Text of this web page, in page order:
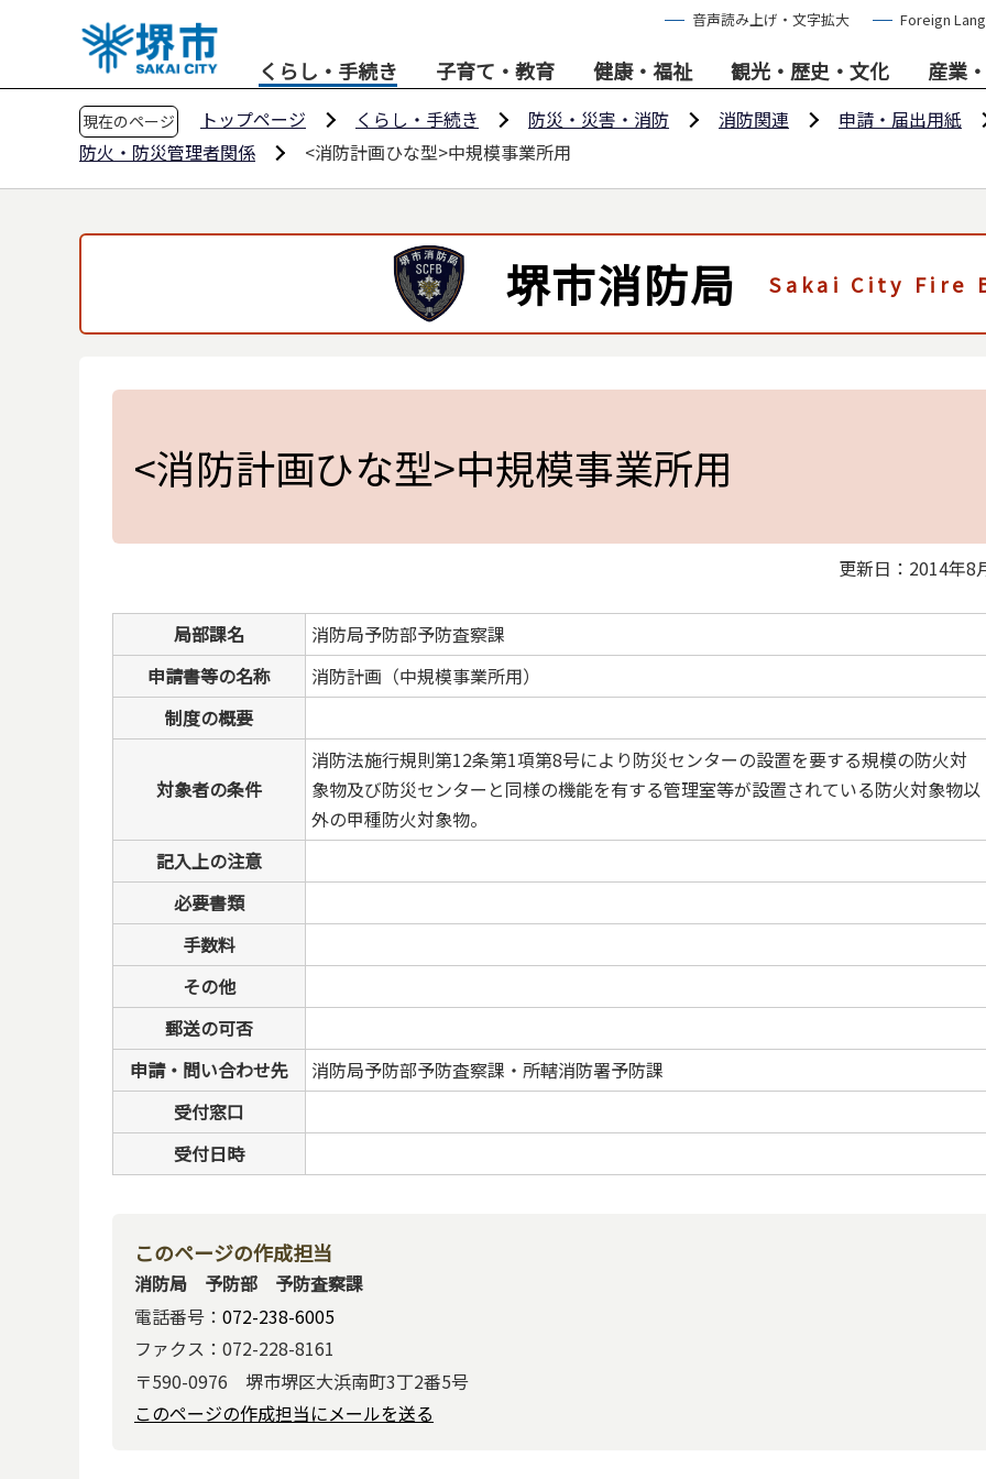
先
音声読み上げ・文字拡大 Foreign
くらし・手続き 子育て・教育 健康・福祉 観光・歴史・文化 産業
現在のページ トップページ くらし・手続き 防災・災害・消防 消防関連
申請・届出用紙
防火・防災管理者関係
<消防計画ひな型>中規模事業所用
堺市消防局 Sakai City Fire
<消防計画ひな型>中規模事業所用
更新日：2014年8
局部課名
消防局予防部予防査察課
申請書等の名称
消防計画（中規模事業所用）
制度の概要
対象者の条件
消防法施行規則第12条第1項第8号により防災センターの設置を要する規模の防火対
象物及び防災センターと同様の機能を有する管理室等が設置されている防火対象物以
外の甲種防火対象物。
記入上の注意
必要書類
手数料
その他
郵送の可否
申請・問い合わせ先
消防局予防部予防査察課・所轄消防署予防課
受付窓口
受付日時
このページの作成担当
消防局 予防部 予防査察課
電話番号： 072-238-6005
ファクス：072-228-8161
〒590-0976 堺市堺区大浜南町3丁2番5号
このページの作成担当にメールを送る